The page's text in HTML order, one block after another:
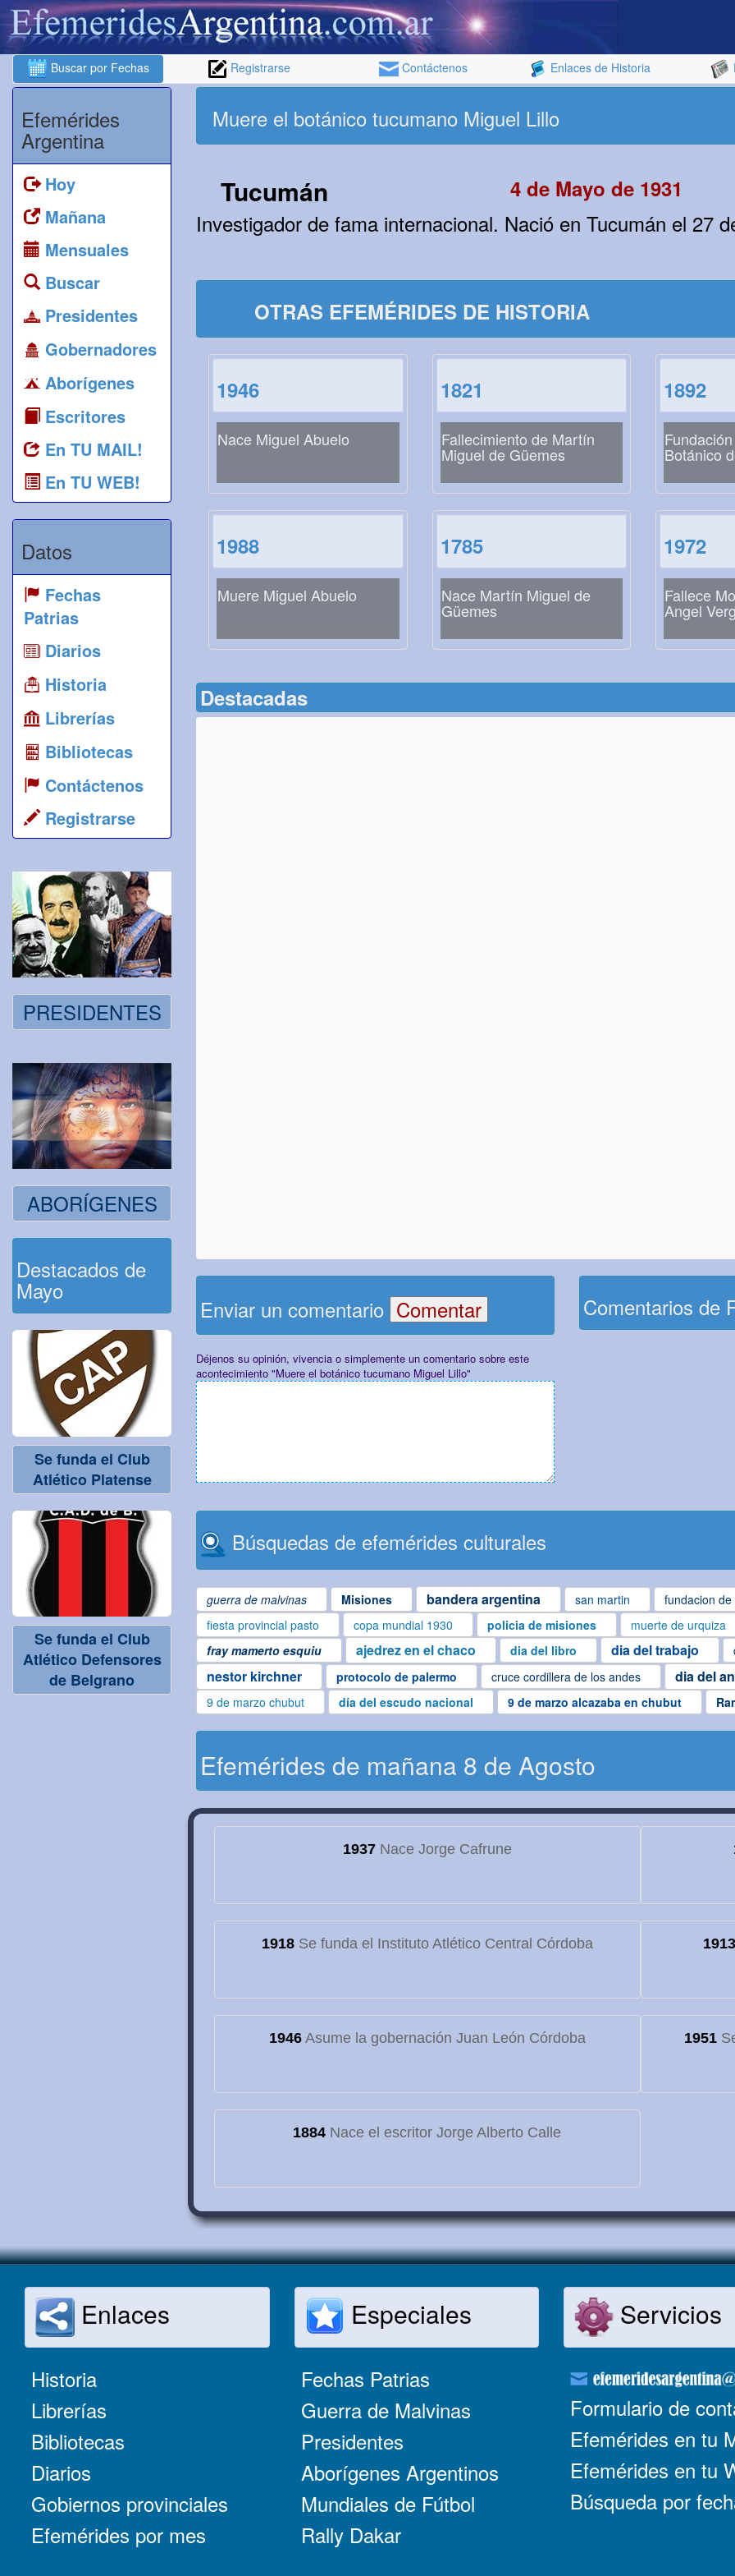
Buscar por Fechas Registrarse Contáctenos Enlaces de Historia
Efemérides
Argentina
Hoy
Mañana
Mensuales
Buscar
Presidentes
Gobernadores
Aborígenes
Escritores
En TU MAIL!
En TU WEB!
Datos
Fechas
Patrias
Diarios
Historia
Librerías
Bibliotecas
Contáctenos
Registrarse
PRESIDENTES
ABORÍGENES
Destacados de
Mayo
Se funda el Club
Atlético Platense
Se funda el Club
Atlético Defensores
de Belgrano
Muere el botánico tucumano Miguel Lillo
Tucumán 4 de Mayo de 1931
Investigador de fama internacional. Nació en Tucumán el 27
OTRAS EFEMÉRIDES DE HISTORIA
1946
Nace Miguel Abuelo
1821
Fallecimiento de Martín
Miguel de Güemes
1892
Botánico
1988
Muere Miguel Abuelo
1785
Nace Martín Miguel de
Güemes
1972
Fallece
Angel
Destacadas
Enviar un comentario
Déjenos su opinión, vivencia o simplemente un comentario sobre este
acontecimiento "Muere el botánico tucumano Miguel Lillo"
Comentarios de
Búsquedas de efemérides culturales
guerra de malvinas Misiones bandera argentina san martin fundacion de
fiesta provincial pasto
copa mundial 1930 policia de misiones muerte de urquiza
fray mamerto esquiu
ajedrez en el chaco dia del libro dia del trabajo
nestor kirchner protocolo de palermo cruce cordillera de los andes dia del
9 de marzo chubut día del escudo nacional 9 de marzo alcazaba en chubut
Efemérides de mañana 8 de Agosto
1937Nace Jorge Cafrune
1918Se funda el Instituto Atlético Central Córdoba 1913
1946Asume la gobernación Juan León Córdoba 1951
1884 Nace el escritor Jorge Alberto Calle
Enlaces
Historia
Librerías
Bibliotecas
Diarios
Gobiernos provinciales
Efemérides por mes
Especiales
Fechas Patrias
Guerra de Malvinas
Presidentes
Aborígenes Argentinos
Mundiales de Fútbol
Rally Dakar
Servicios
Formulario de
Efemérides en tu
Efemérides en tu
Búsqueda por